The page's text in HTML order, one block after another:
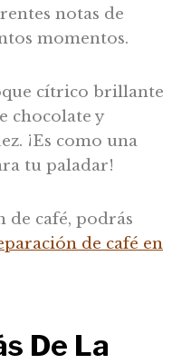
notas de
momentos.
cítrico brillante
chocolate y
¡Es como una
tu paladar!
café, podrás
de café en
De La